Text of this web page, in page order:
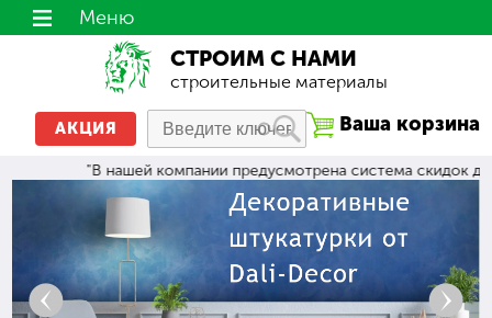
СТРОИМ С НАМИ
строительные материалы
Ваша корзина
АКЦИЯ
Меню
"В нашей компании предусмотрена система скидок для
Назад Вперёд